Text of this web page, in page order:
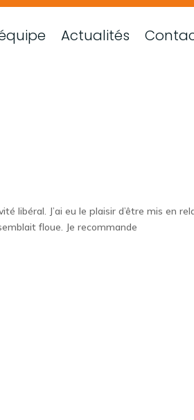
Actualités
libéral. J’ai eu le plaisir d’être mis en
floue. Je recommande